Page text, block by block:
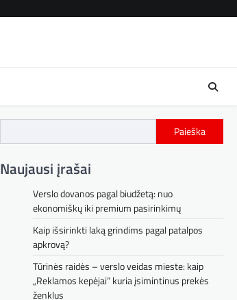
Paieška
Naujausi įrašai
Verslo dovanos pagal biudžetą: nuo
ekonomiškų iki premium pasirinkimų
Kaip išsirinkti laką grindims pagal patalpos
apkrovą?
Tūrinės raidės – verslo veidas mieste: kaip
„Reklamos kepėjai“ kuria įsimintinus prekės
ženklus